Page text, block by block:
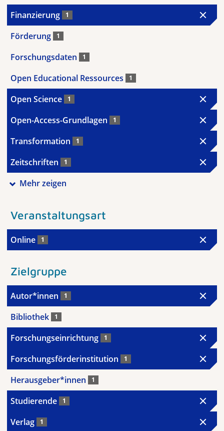
Finanzierung 1
Förderung 1
Forschungsdaten 1
Open Educational Ressources 1
Open Science 1
Open-Access-Grundlagen 1
Transformation 1
Zeitschriften 1
Mehr zeigen
Veranstaltungsart
Online 1
Zielgruppe
Autor*innen 1
Bibliothek 1
Forschungseinrichtung 1
Forschungsförderinstitution 1
Herausgeber*innen 1
Studierende 1
Verlag 1